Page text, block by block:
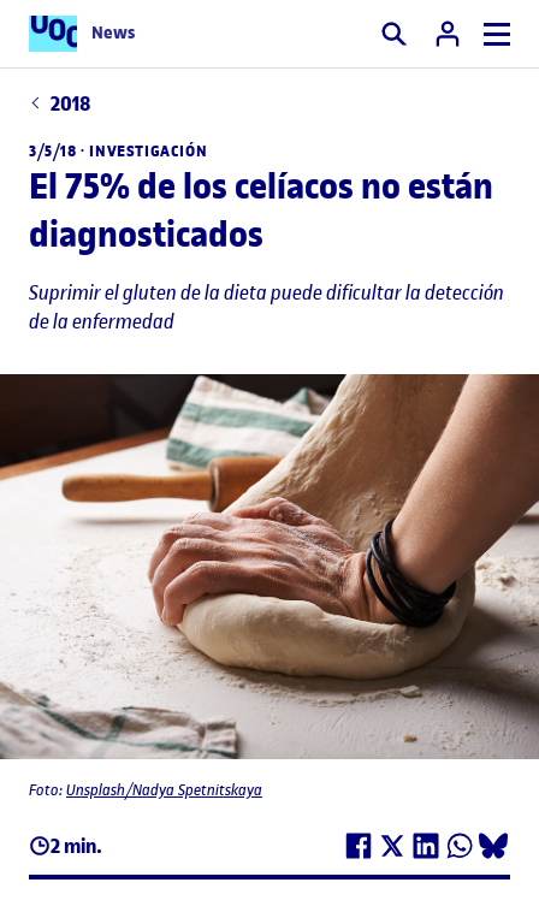
News Buscar
2018
3/5/18 ·INVESTIGACIÓN
El 75% de los celíacos no están
diagnosticados
Suprimir el gluten de la dieta puede dificultar la detección
de la enfermedad
2 min.
Foto:Unsplash/Nadya Spetnitskaya